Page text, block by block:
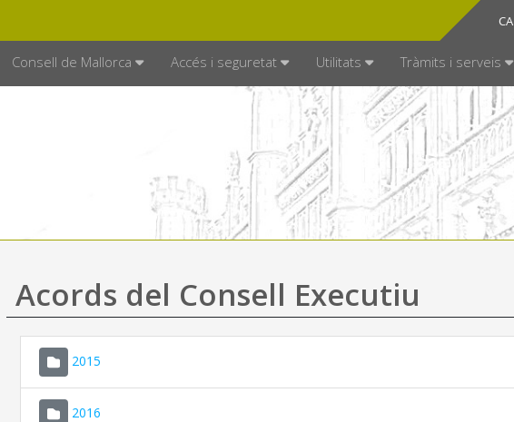
CA
ES
Consell de Mallorca Accés i seguretat Utilitats Tràmits i serveis
Acords del Consell Executiu
2015
2016